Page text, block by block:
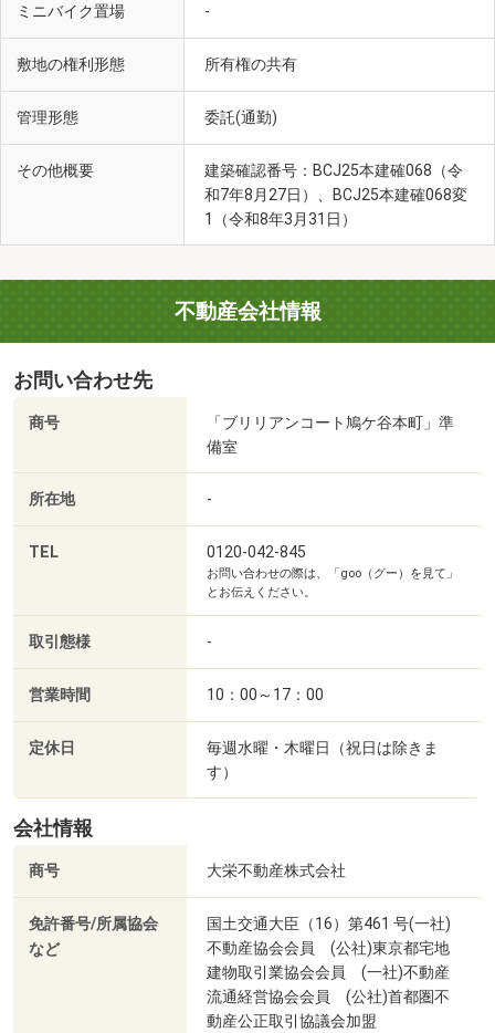
本町クリニック（徒歩4分・約310m）
ミニバイク置場 -
敷地の権利形態 所有権の共有
管理形態 委託(通勤)
その他概要
建築確認番号：BCJ25本建確068（令
和7年8月27日）、BCJ25本建確068変
1（令和8年3月31日）
不動産会社情報
お問い合わせ先
商号
「ブリリアンコート鳩ケ谷本町」準
備室
所在地 -
TEL 0120-042-845
お問い合わせの際は、「goo（グー）を見て」
とお伝えください。
取引態様 -
営業時間 10：00～17：00
定休日
毎週水曜・木曜日（祝日は除きま
す）
会社情報
商号 大栄不動産株式会社
免許番号/所属協会
など
国土交通大臣（16）第461 号(一社)
不動産協会会員 (公社)東京都宅地
建物取引業協会会員 (一社)不動産
流通経営協会会員 (公社)首都圏不
動産公正取引協議会加盟